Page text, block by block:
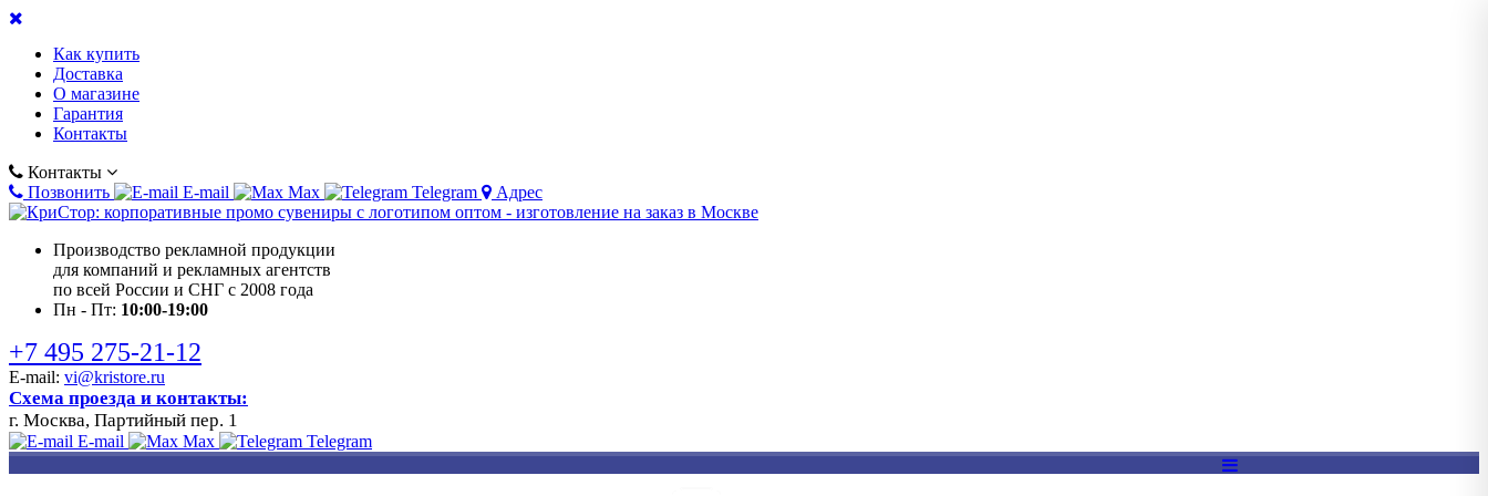
Как купить
Доставка
О магазине
Гарантия
Контакты
Контакты
Позвонить
E-mail Max Telegram Адрес
Производство рекламной продукции
для компаний и рекламных агентств
по всей России и СНГ с 2008 года
Пн - Пт: 10:00-19:00
+7 495 275-21-12
E-mail: vi@kristore.ru
Схема проезда и контакты:
г. Москва, Партийный пер. 1
E-mail Max Telegram